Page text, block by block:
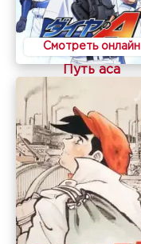
Смотреть онлайн
Путь аса